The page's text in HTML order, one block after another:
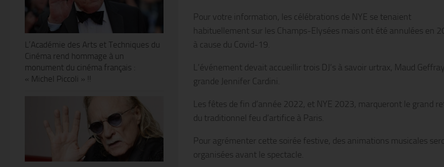
Pour votre information, les célébrations de NYE se tenaient
habituellement sur les Champs-Elysées mais ont été annulées en
à cause du Covid-19.
L’événement devait accueillir trois DJ’s à savoir urtrax, Maud
grande Jennifer Cardini.
Les fêtes de fin d’année 2022, et NYE 2023, marqueront le grand
du traditionnel feu d’artifice à Paris.
Pour agrémenter cette soirée festive, des animations musicales
organisées avant le spectacle.
L’Académie des Arts et Techniques du
Cinéma rend hommage à un
monument du cinéma français :
« Michel Piccoli » !!